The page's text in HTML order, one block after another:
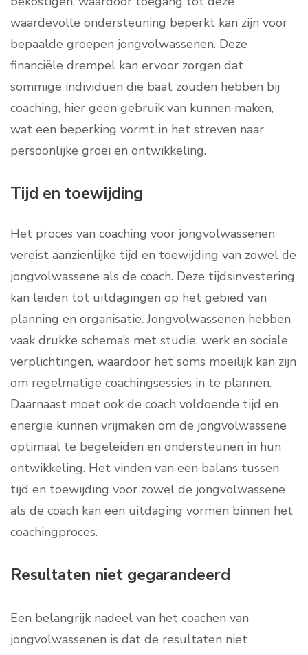
waardevolle ondersteuning beperkt kan zijn voor
bepaalde groepen jongvolwassenen. Deze
financiële drempel kan ervoor zorgen dat
sommige individuen die baat zouden hebben bij
coaching, hier geen gebruik van kunnen maken,
wat een beperking vormt in het streven naar
persoonlijke groei en ontwikkeling.
Tijd en toewijding
Het proces van coaching voor jongvolwassenen
vereist aanzienlijke tijd en toewijding van zowel de
jongvolwassene als de coach. Deze tijdsinvestering
kan leiden tot uitdagingen op het gebied van
planning en organisatie. Jongvolwassenen hebben
vaak drukke schema’s met studie, werk en sociale
verplichtingen, waardoor het soms moeilijk kan zijn
om regelmatige coachingsessies in te plannen.
Daarnaast moet ook de coach voldoende tijd en
energie kunnen vrijmaken om de jongvolwassene
optimaal te begeleiden en ondersteunen in hun
ontwikkeling. Het vinden van een balans tussen
tijd en toewijding voor zowel de jongvolwassene
als de coach kan een uitdaging vormen binnen het
coachingproces.
Resultaten niet gegarandeerd
Een belangrijk nadeel van het coachen van
jongvolwassenen is dat de resultaten niet